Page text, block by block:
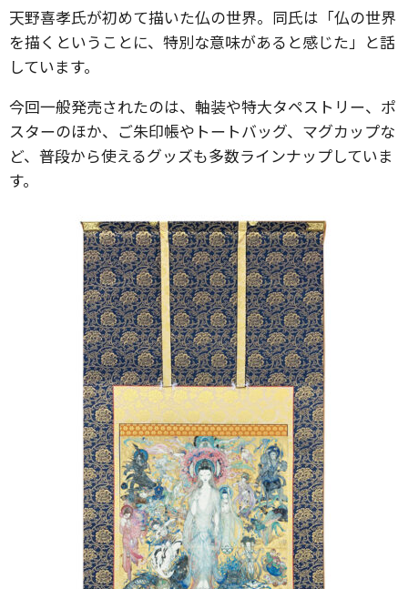
天野喜孝氏が初めて描いた仏の世界。同氏は「仏の世界
を描くということに、特別な意味があると感じた」と話
しています。
今回一般発売されたのは、軸装や特大タペストリー、ポ
スターのほか、ご朱印帳やトートバッグ、マグカップな
ど、普段から使えるグッズも多数ラインナップしていま
す。